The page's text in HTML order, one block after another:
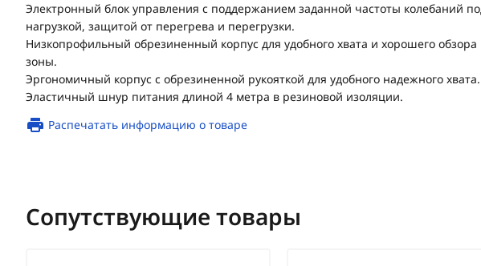
Электронный блок управления с поддержанием заданной частоты колебаний
нагрузкой, защитой от перегрева и перегрузки.
Низкопрофильный обрезиненный корпус для удобного хвата и хорошего обзора
зоны.
Эргономичный корпус с обрезиненной рукояткой для удобного надежного хвата.
Эластичный шнур питания длиной 4 метра в резиновой изоляции.
Распечатать информацию о товаре
Сопутствующие товары